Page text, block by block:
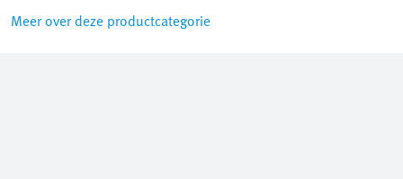
Meer over deze productcategorie